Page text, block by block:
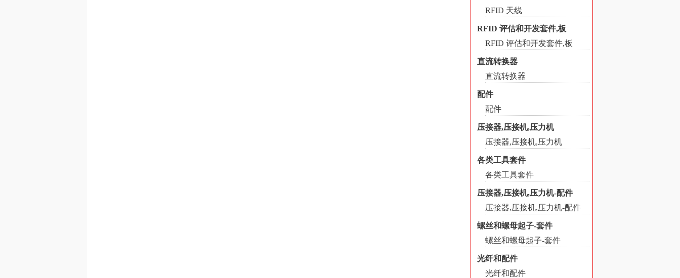
RFID 天线
RFID 评估和开发套件,板
RFID 评估和开发套件,板
直流转换器
直流转换器
配件
配件
压接器,压接机,压力机
压接器,压接机,压力机
各类工具套件
各类工具套件
压接器,压接机,压力机-配件
压接器,压接机,压力机-配件
螺丝和螺母起子-套件
螺丝和螺母起子-套件
光纤和配件
光纤和配件